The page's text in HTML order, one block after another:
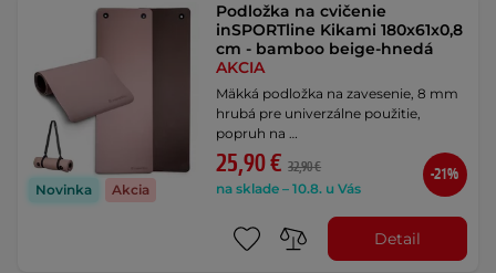
Novinka Akcia
Podložka na cvičenie
inSPORTline Kikami 180x61x0,8
cm - bamboo beige-hnedá
AKCIA
Mäkká podložka na zavesenie, 8 mm
hrubá pre univerzálne použitie,
popruh na …
25,90 € 32,90 €
na sklade – 10.8. u Vás
-21%
Detail